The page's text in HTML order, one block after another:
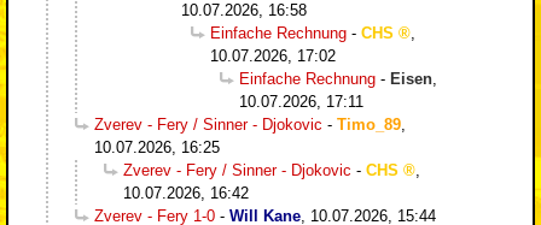
10.07.2026, 16:58
Einfache Rechnung - CHS
,
10.07.2026, 17:02
Einfache Rechnung - Eisen,
10.07.2026, 17:11
Zverev - Fery / Sinner - Djokovic - Timo_89,
10.07.2026, 16:25
Zverev - Fery / Sinner - Djokovic - CHS
,
10.07.2026, 16:42
Zverev - Fery 1-0 - Will Kane, 10.07.2026, 15:44